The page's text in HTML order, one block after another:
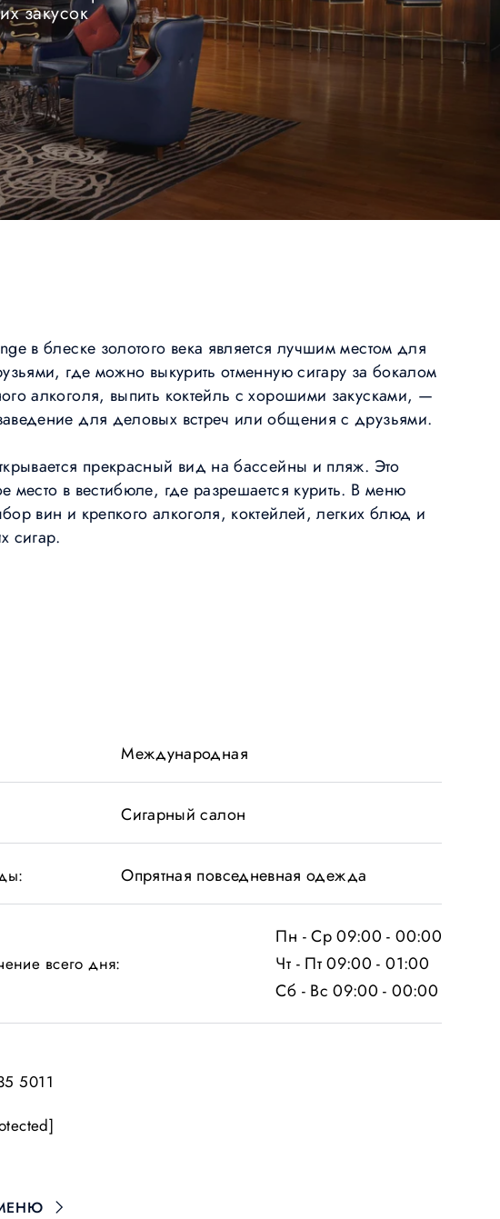
закусок
в блеске золотого века является лучшим местом для
где можно выкурить отменную сигару за бокалом
алкоголя, выпить коктейль с хорошими закусками, —
для деловых встреч или общения с друзьями.
прекрасный вид на бассейны и пляж. Это
место в вестибюле, где разрешается курить. В меню
вин и крепкого алкоголя, коктейлей, легких блюд и
сигар.
Международная
Сигарный салон
Опрятная повседневная одежда
всего дня:
Пн - Ср 09:00 - 00:00
Чт - Пт 09:00 - 01:00
Сб - Вс 09:00 - 00:00
5011